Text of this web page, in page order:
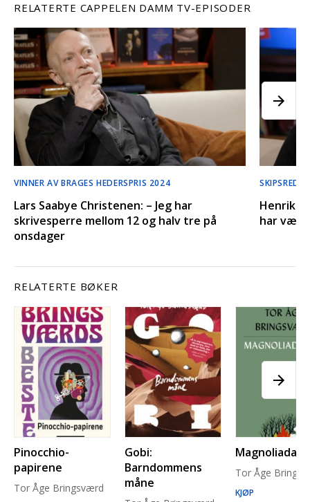
RELATERTE CAPPELEN DAMM TV-EPISODER
VINNER AV BRAGES HEDERSPRIS 2024
Lars Saabye Christenen: – Jeg har
skrivesperre mellom 12 og halv tre på
onsdager
Henrik
har vært
RELATERTE BØKER
Pinocchio-
papirene
Tor Åge Bringsværd
Gobi:
Barndommens
måne
Tor Åge
KJØP